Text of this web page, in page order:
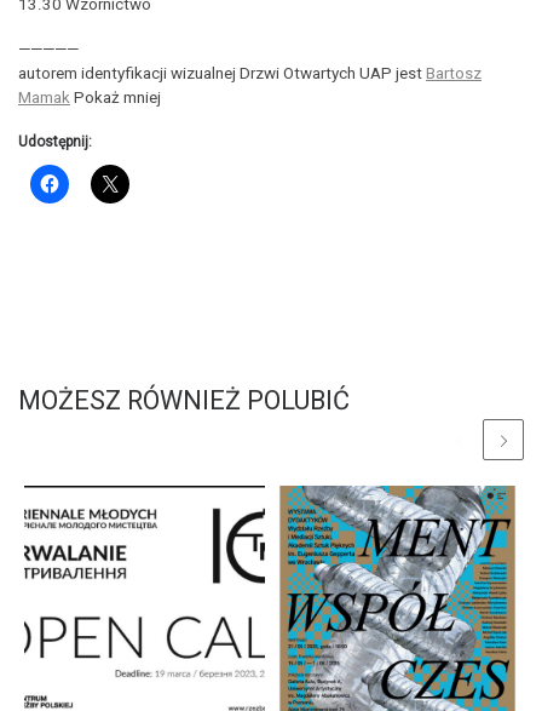
13.30 Wzornictwo
—————
autorem identyfikacji wizualnej Drzwi Otwartych UAP jest Bartosz
Mamak Pokaż mniej
Udostępnij:
MOŻESZ RÓWNIEŻ POLUBIĆ